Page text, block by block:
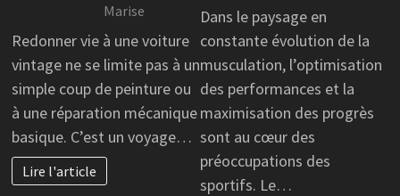
Marise
Redonner vie à une voiture
vintage ne se limite pas à un
simple coup de peinture ou
à une réparation mécanique
basique. C’est un voyage…
Lire l'article
Dans le paysage en
constante évolution de la
musculation, l’optimisation
des performances et la
maximisation des progrès
sont au cœur des
préoccupations des
sportifs. Le…